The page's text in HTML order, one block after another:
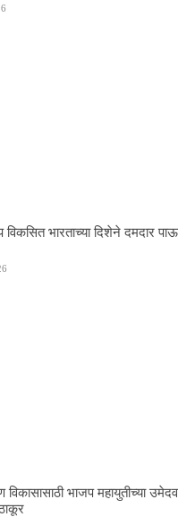
भारताच्या दिशेने दमदार
विकासासाठी भाजप महायुतीच्या